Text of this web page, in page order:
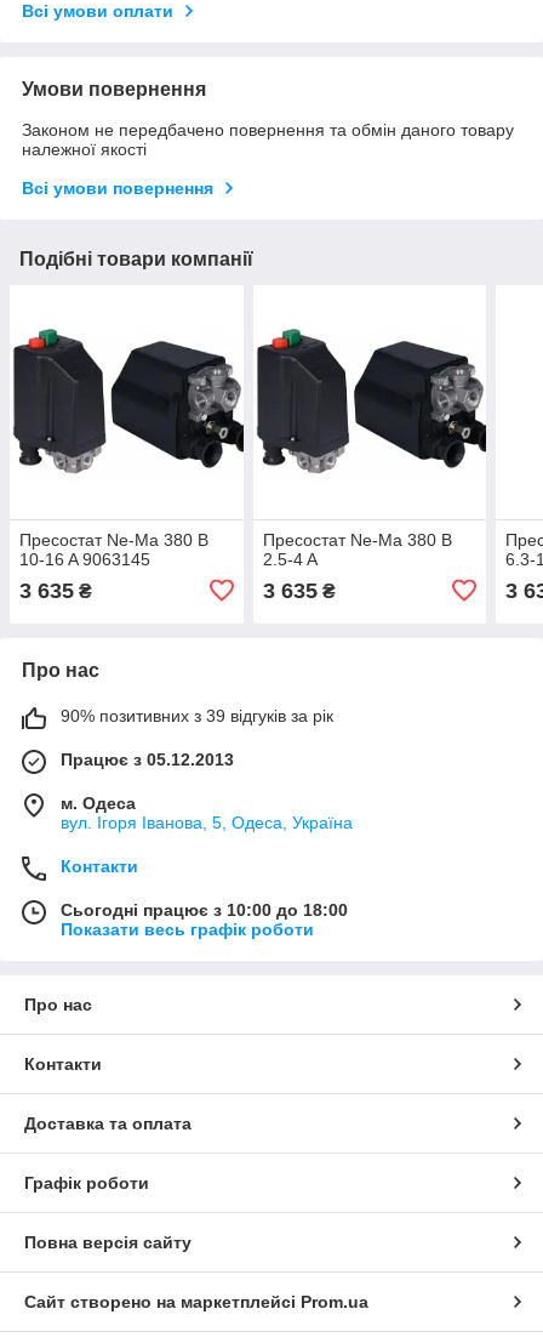
Всі умови оплати
Умови повернення
Законом не передбачено повернення та обмін даного товару
належної якості
Всі умови повернення
Подібні товари компанії
Пресостат Ne-Ma 380 B
10-16 A 9063145
3 635 ₴
Пресостат Ne-Ma 380 B
2.5-4 A
3 635₴
6.3-
3
Про нас
90% позитивних з 39 відгуків за рік
Працює з 05.12.2013
м. Одеса
вул. Ігоря Іванова, 5, Одеса, Україна
Контакти
Сьогодні працює з 10:00 до 18:00
Показати весь графік роботи
Про нас
Контакти
Доставка та оплата
Графік роботи
Повна версія сайту
Сайт створено на маркетплейсі Prom.ua